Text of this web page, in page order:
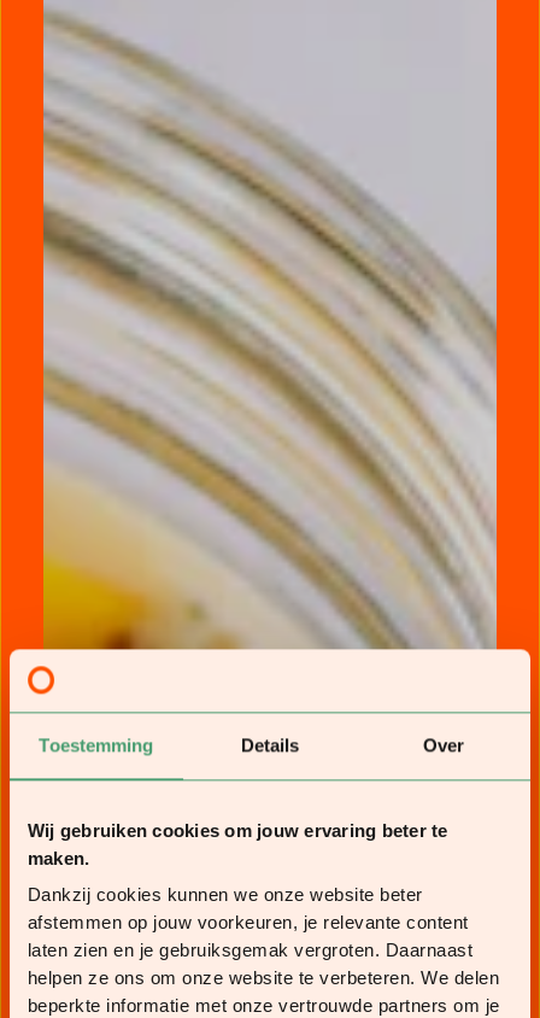
Toestemming Details Over
Wij gebruiken cookies om jouw ervaring beter te
maken.
Dankzij cookies kunnen we onze website beter
afstemmen op jouw voorkeuren, je relevante content
laten zien en je gebruiksgemak vergroten. Daarnaast
helpen ze ons om onze website te verbeteren. We delen
beperkte informatie met onze vertrouwde partners om je